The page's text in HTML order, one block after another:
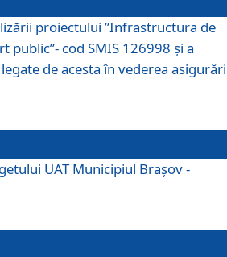
proiectului ”Infrastructura de
public”- cod SMIS 126998 și a
de acesta în vederea
UAT Municipiul Braşov -